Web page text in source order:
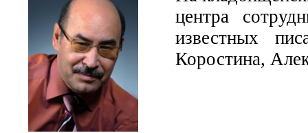
центра
известных
Коростина,